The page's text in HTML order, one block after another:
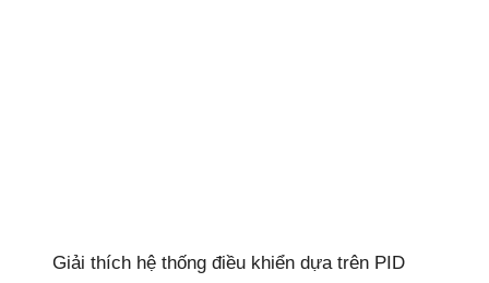
Giải thích hệ thống điều khiển dựa trên PID